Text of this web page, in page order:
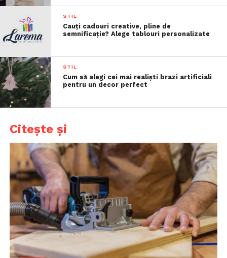
STIL
Cauți cadouri creative, pline de
semnificație? Alege tablouri personalizate
STIL
Cum să alegi cei mai realiști brazi artificiali
pentru un decor perfect
Citește și